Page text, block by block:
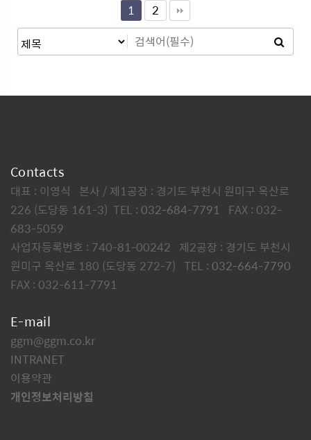
1
2
Contacts
대표 : 이영식 본사 / 제1공장 : 경기도 부천시 원미구 옥산로
226 (도당동 161-3) TEL : 032-684-7791
FAX : 032-
683-5059
사업자등록번호 : 740-81-00242 제2공장 : 경기도 부천시
원미구 옥산로 180 (도당동 272-7) TEL : 032-664-7790
FAX : 032-611-7791
E-mail
ggm@ggm.co.kr
INTRANET
이용약관
개인정보처리방침